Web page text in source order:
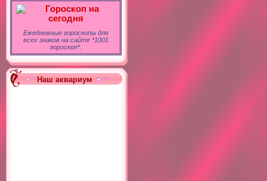
Гороскоп на
сегодня
Ежедневные гороскопы для
всех знаков на сайте *1001
гороскоп*.
Наш аквариум